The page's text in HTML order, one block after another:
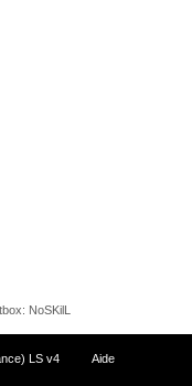
NoSKilL
LS v4 Aide